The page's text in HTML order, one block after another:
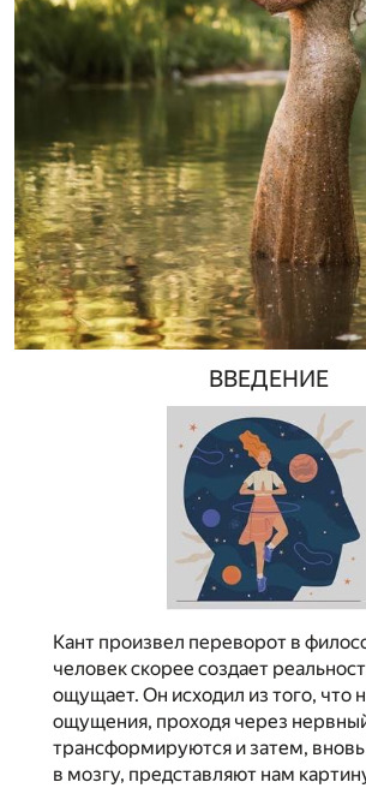
ВВЕДЕНИЕ
Кант произвел переворот в
человек скорее создает
ощущает. Он исходил из того, что
ощущения, проходя через
трансформируются и затем,
в мозгу, представляют нам